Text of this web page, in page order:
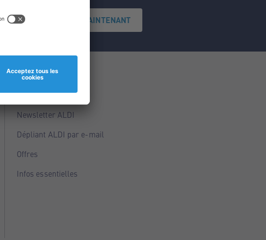
S'INSCRIRE MAINTENANT
Service
Points ALDI
Newsletter ALDI
Dépliant ALDI par e-mail
Offres
Infos essentielles